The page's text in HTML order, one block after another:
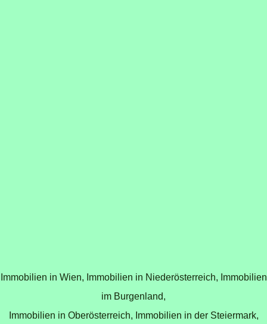
Immobilien in Wien, Immobilien in Niederösterreich, Immobilien
im Burgenland,
Immobilien in Oberösterreich, Immobilien in der Steiermark,